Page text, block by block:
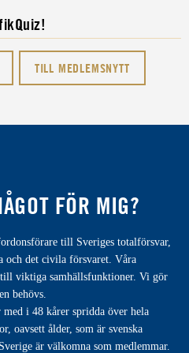
TILL MEDLEMSNYTT
FÖR MIG?
till Sveriges totalförsvar,
det civila försvaret. Våra
till viktiga samhällsfunktioner. Vi gör
behövs.
i 48 kårer spridda över hela
oavsett ålder, som är svenska
är välkomna som medlemmar.